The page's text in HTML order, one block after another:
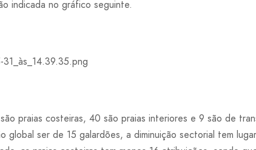
indicada no gráfico seguinte.
praias costeiras, 40 são praias interiores e 9 são de
global ser de 15 galardões, a diminuição sectorial tem